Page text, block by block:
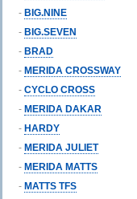
- BIG.NINE
- BIG.SEVEN
- BRAD
- MERIDA CROSSWAY
- CYCLO CROSS
- MERIDA DAKAR
- HARDY
- MERIDA JULIET
- MERIDA MATTS
- MATTS TFS